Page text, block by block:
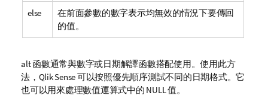
else
在前面參數的數字表示均無效的情況下要傳回
的值。
alt函數通常與數字或日期解譯函數搭配使用。使用此方
法， Qlik Sense可以按照優先順序測試不同的日期格式。它
也可以用來處理數值運算式中的 NULL 值。